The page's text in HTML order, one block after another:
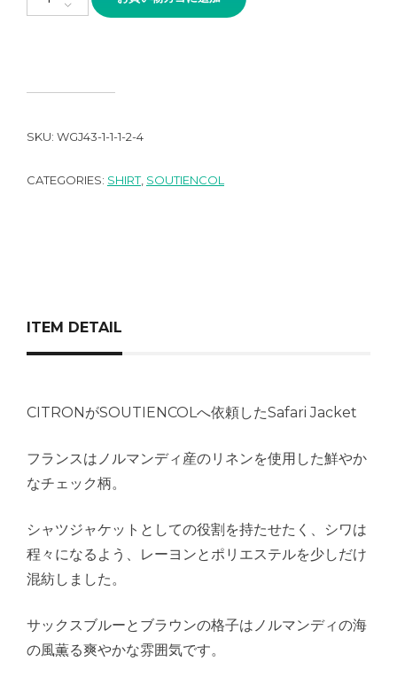
SKU: WGJ43-1-1-1-2-4
CATEGORIES: SHIRT, SOUTIENCOL
ITEM DETAIL
CITRONがSOUTIENCOLへ依頼したSafari Jacket
フランスはノルマンディ産のリネンを使用した鮮やか
なチェック柄。
シャツジャケットとしての役割を持たせたく、シワは
程々になるよう、レーヨンとポリエステルを少しだけ
混紡しました。
サックスブルーとブラウンの格子はノルマンディの海
の風薫る爽やかな雰囲気です。